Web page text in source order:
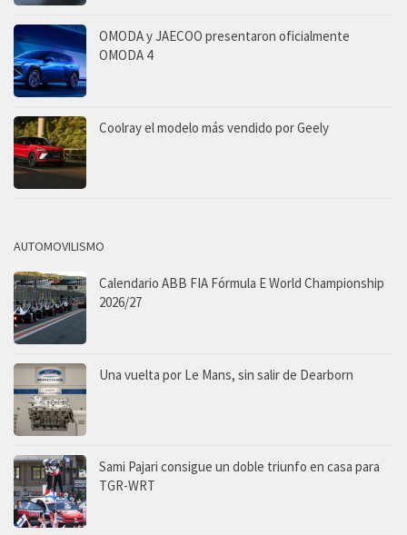
OMODA y JAECOO presentaron oficialmente
OMODA 4
Coolray el modelo más vendido por Geely
AUTOMOVILISMO
Calendario ABB FIA Fórmula E World Championship
2026/27
Una vuelta por Le Mans, sin salir de Dearborn
Sami Pajari consigue un doble triunfo en casa para
TGR-WRT